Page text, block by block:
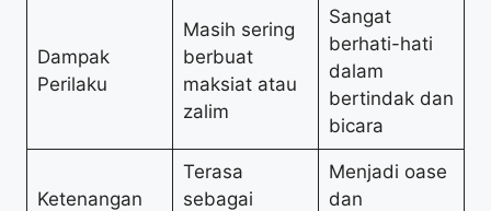
Dampak
Perilaku
Masih sering
berbuat
maksiat atau
zalim
Sangat
berhati-hati
dalam
bertindak dan
bicara
Ketenangan
Terasa
sebagai
Menjadi oase
dan